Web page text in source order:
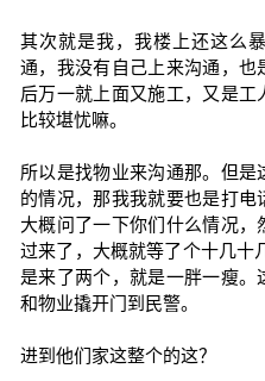
其次就是我，我楼上还这么
通，我没有自己上来沟通，
后万一就上面又施工，又是
比较堪忧嘛。
所以是找物业来沟通那。但
的情况，那我我就要也是打
大概问了一下你们什么情况
过来了，大概就等了个十几十
是来了两个，就是一胖一瘦
和物业撬开门到民警。
进到他们家这整个的这？